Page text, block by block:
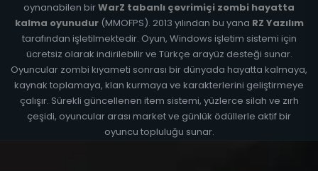
oynanabilen birWarZ tabanlı çevrimiçi zombi hayatta
kalma oyunudur(MMOFPS). 2013 yılından bu yana RZ Yazılım
tarafından işletilmektedir. Oyun, Windows işletim sistemi için
ücretsiz olarak indirilebilir ve Türkçe arayüz desteği sunar.
Oyuncular zombi kıyameti sonrası bir dünyada hayatta kalmaya,
kaynak toplamaya, klan kurmaya ve karakterlerini geliştirmeye
çalışır. Sürekli güncellenen item sistemi, yüzlerce silah ve zırh
çeşidi, oyuncular arası market ve günlük ödüllerle aktif bir
oyuncu topluluğu sunar.